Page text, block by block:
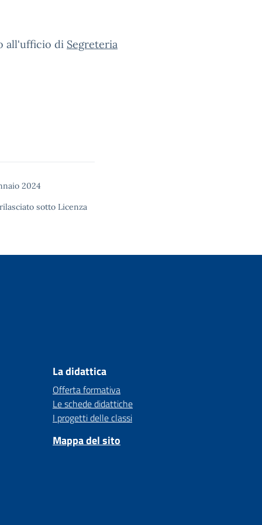
all'ufficio di Segreteria
2024
sotto Licenza
La didattica
Offerta formativa
Le schede didattiche
I progetti delle classi
Mappa del sito